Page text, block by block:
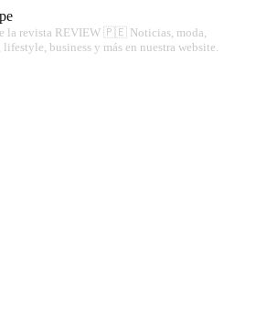
la revista REVIEW 🇵🇪 Noticias, moda,
business y más en nuestra website.